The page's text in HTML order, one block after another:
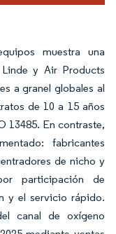
muestra una
y Air Products
a granel globales al
de 10 a 15 años
13485. En contraste,
fabricantes
de nicho y
participación de
y el servicio rápido.
canal de oxígeno